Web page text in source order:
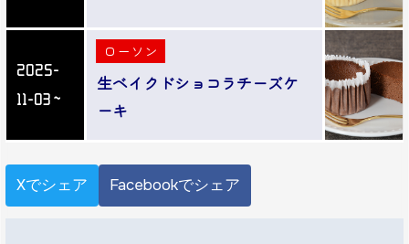
2025-
11-03～
生ベイクドショコラチーズケ
ーキ
ローソン
Xでシェア Facebookでシェア